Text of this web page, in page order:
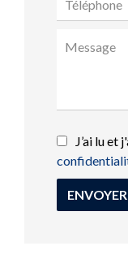
J’ai lu et
ENVOYER